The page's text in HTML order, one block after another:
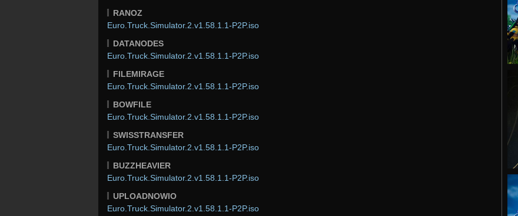
RANOZ
Euro.Truck.Simulator.2.v1.58.1.1-P2P.iso
DATANODES
Euro.Truck.Simulator.2.v1.58.1.1-P2P.iso
FILEMIRAGE
Euro.Truck.Simulator.2.v1.58.1.1-P2P.iso
BOWFILE
Euro.Truck.Simulator.2.v1.58.1.1-P2P.iso
SWISSTRANSFER
Euro.Truck.Simulator.2.v1.58.1.1-P2P.iso
BUZZHEAVIER
Euro.Truck.Simulator.2.v1.58.1.1-P2P.iso
UPLOADNOWIO
Euro.Truck.Simulator.2.v1.58.1.1-P2P.iso